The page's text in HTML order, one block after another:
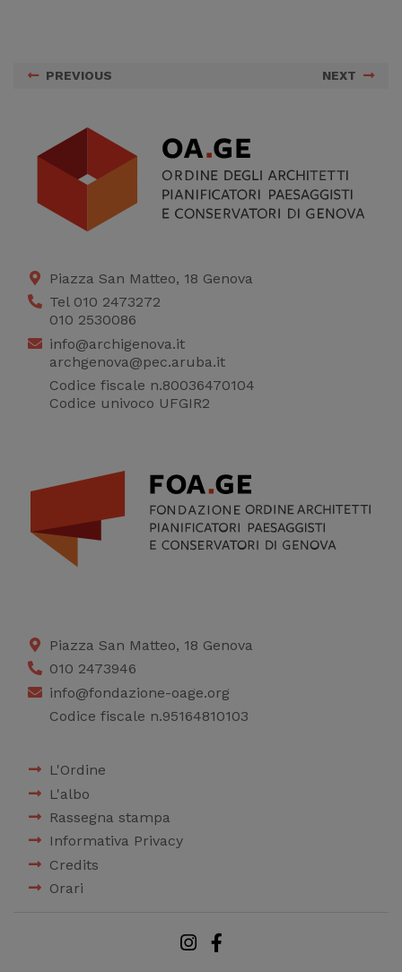
PREVIOUS NEXT
Piazza San Matteo, 18 Genova
Tel 010 2473272
010 2530086
info@archigenova.it
archgenova@pec.aruba.it
Codice fiscale n.80036470104
Codice univoco UFGIR2
Piazza San Matteo, 18 Genova
010 2473946
info@fondazione-oage.org
Codice fiscale n.95164810103
L'Ordine
L'albo
Rassegna stampa
Informativa Privacy
Credits
Orari